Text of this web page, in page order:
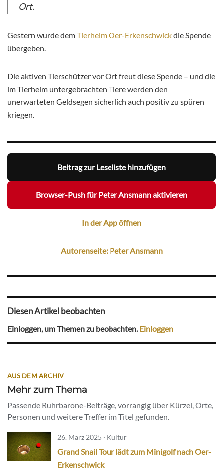
Ort.
Gestern wurde demTierheim Oer-Erkenschwickdie Spende
übergeben.
Die aktiven Tierschützer vor Ort freut diese Spende – und die
im Tierheim untergebrachten Tiere werden den
unerwarteten Geldsegen sicherlich auch positiv zu spüren
kriegen.
Beitrag zur Leseliste hinzufügen
Browser-Push für Peter Ansmann aktivieren
In der App öffnen
Autorenseite: Peter Ansmann
Diesen Artikel beobachten
Einloggen, um Themen zu beobachten.Einloggen
AUS DEM ARCHIV
Mehr zum Thema
Passende Ruhrbarone-Beiträge, vorrangig über Kürzel, Orte,
Personen und weitere Treffer im Titel gefunden.
26. März 2025 · Kultur
Grand Snail Tour lädt zum Minigolf nach Oer-
Erkenschwick